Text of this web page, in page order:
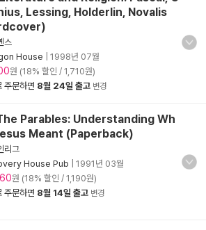
Lessing, Holderlin, Novalis
스
House
1998년 07월
원 (18% 할인 / 1,710원)
주문하면 8월 24일 출고 변경
Parables: Understanding Wh
Meant (Paperback)
리그
House Pub
1991년 03월
원 (18% 할인 / 1,190원)
주문하면 8월 14일 출고 변경